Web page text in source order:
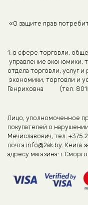
«О защите прав
1. в сфере торговли,
управление экономики,
отдела торговли, услуг
экономики, торговли и
Генриховна (тел.
Лицо, уполномоченное
покупателей о
Мечиславович, тел. +375
почта info@2ak.by. Книга
адресу магазина: